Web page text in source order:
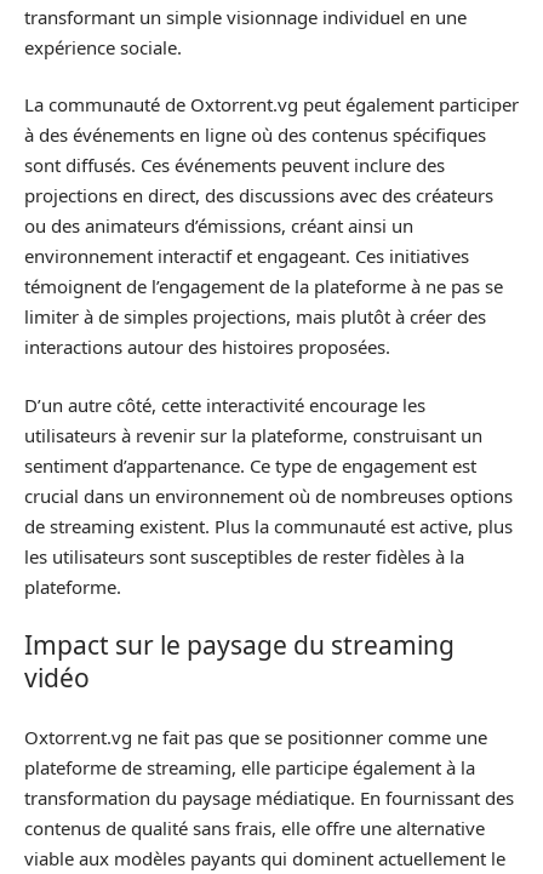
transformant un simple visionnage individuel en une
expérience sociale.
La communauté de Oxtorrent.vg peut également participer
à des événements en ligne où des contenus spécifiques
sont diffusés. Ces événements peuvent inclure des
projections en direct, des discussions avec des créateurs
ou des animateurs d’émissions, créant ainsi un
environnement interactif et engageant. Ces initiatives
témoignent de l’engagement de la plateforme à ne pas se
limiter à de simples projections, mais plutôt à créer des
interactions autour des histoires proposées.
D’un autre côté, cette interactivité encourage les
utilisateurs à revenir sur la plateforme, construisant un
sentiment d’appartenance. Ce type de engagement est
crucial dans un environnement où de nombreuses options
de streaming existent. Plus la communauté est active, plus
les utilisateurs sont susceptibles de rester fidèles à la
plateforme.
Impact sur le paysage du streaming
vidéo
Oxtorrent.vg ne fait pas que se positionner comme une
plateforme de streaming, elle participe également à la
transformation du paysage médiatique. En fournissant des
contenus de qualité sans frais, elle offre une alternative
viable aux modèles payants qui dominent actuellement le